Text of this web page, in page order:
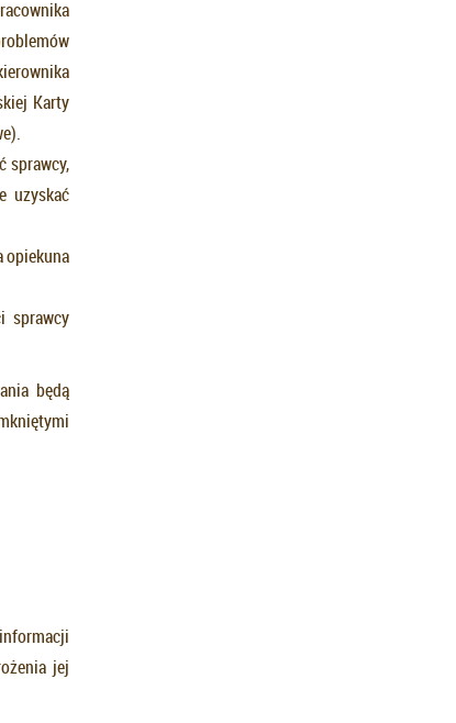
Karty
sprawcy,
uzyskać
opiekuna
sprawcy
będą
jej